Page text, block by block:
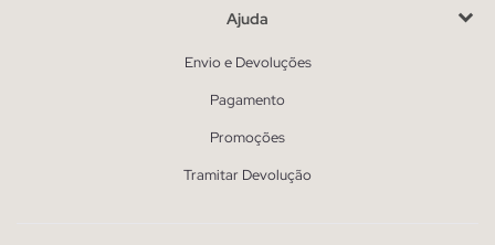
Ajuda
Envio e Devoluções
Pagamento
Promoções
Tramitar Devolução